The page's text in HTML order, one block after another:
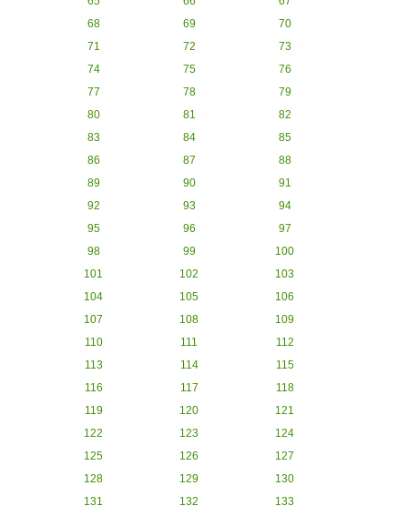
68
69
70
71
72
73
74
75
76
77
78
79
80
81
82
83
84
85
86
87
88
89
90
91
92
93
94
95
96
97
98
99
100
101
102
103
104
105
106
107
108
109
110
111
112
113
114
115
116
117
118
119
120
121
122
123
124
125
126
127
128
129
130
131
132 133